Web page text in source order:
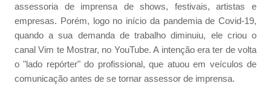
assessoria de imprensa de shows, festivais, artistas e
empresas. Porém, logo no início da pandemia de Covid-19,
quando a sua demanda de trabalho diminuiu, ele criou o
canal Vim te Mostrar, no YouTube. A intenção era ter de volta
o "lado repórter" do profissional, que atuou em veículos de
comunicação antes de se tornar assessor de imprensa.